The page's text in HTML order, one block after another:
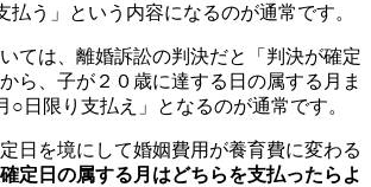
払う」という内容になるのが通常です。
ては、離婚訴訟の判決だと「判決が確定
ら、子が２０歳に達する日の属する月ま
○日限り支払え」となるのが通常です。
日を境にして婚姻費用が養育費に変わる
定日の属する月はどちらを支払ったらよ